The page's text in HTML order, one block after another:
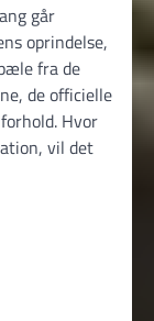
går
oprindelse,
fra de
de officielle
Hvor
vil det